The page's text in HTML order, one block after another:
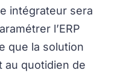
intégrateur sera
l’ERP
que la solution
au quotidien de